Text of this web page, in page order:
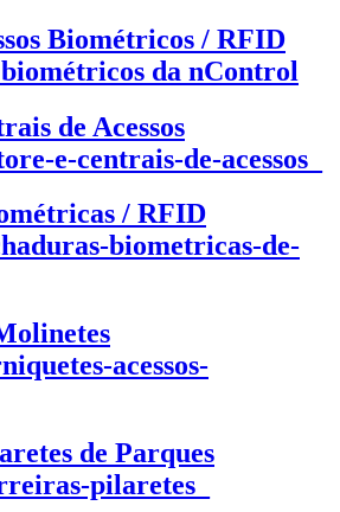
Biométricos / RFID
de Acessos
/ RFID
de Parques